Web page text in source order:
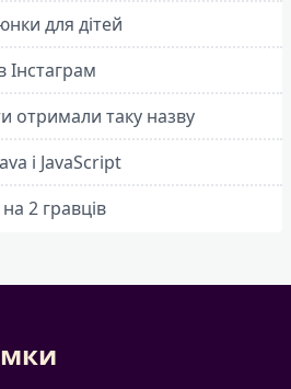
для дітей
Інстаграм
отримали таку назву
і JavaScript
2 гравців